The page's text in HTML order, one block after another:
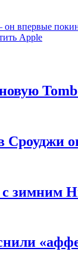
впервые
Apple
зимним